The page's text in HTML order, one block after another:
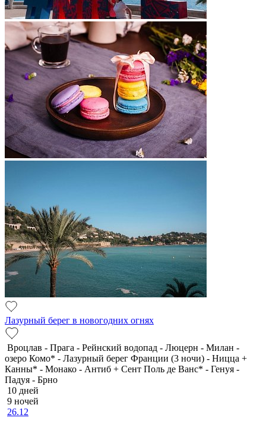
Лазурный берег в новогодних огнях
Вроцлав - Прага - Рейнский водопад - Люцерн - Милан -
озеро Комо* - Лазурный берег Франции (3 ночи) - Ницца +
Канны* - Монако - Антиб + Сент Поль де Ванс* - Генуя -
Падуя - Брно
10 дней
9 ночей
26.12